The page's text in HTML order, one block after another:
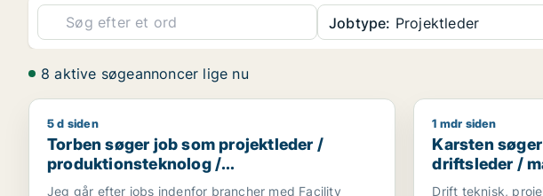
Jobtype: Projektleder
8 aktive søgeannoncer lige nu
Torben søger job som projektleder / produktionsteknolog /
5 d siden
Torben søger job som projektleder /
produktionsteknolog /
kvalitetskoordinator
Jeg går efter jobs indenfor brancher med Facility
Karsten søger
1 mdr siden
Karsten
driftsleder /
Drift teknisk,